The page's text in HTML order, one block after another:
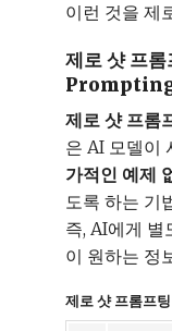
이런 것을 제
제로 샷 프
제로 샷 프
은 AI 모델이
가적인 예제
도록 하는 기
즉, AI에게 별
이 원하는 정
제로 샷 프롬프